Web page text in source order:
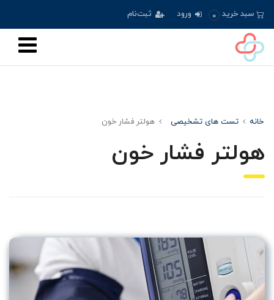
سبد خرید 0 ورود ثبت‌نام
خانه تست های تشخیصی هولتر فشار خون
هولتر فشار خون